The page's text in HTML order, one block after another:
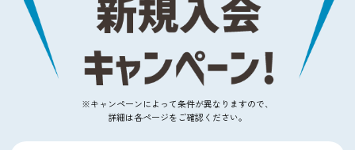
※キャンペーンによって条件が異なりますので、
詳細は各ページをご確認ください。